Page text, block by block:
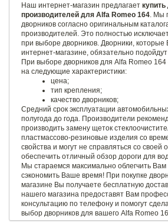
Наш интернет-магазин предлагает
производителей для Alfa Romeo 164. Мы
дворников согласно оригинальным
производителей. Это полностью
при выборе дворников. Дворники,
интернет-магазине, обязательно
При выборе дворников для Alfa Romeo
на следующие характеристики:
цена;
тип крепления;
качество дворников;
Средний срок эксплуатации
полугода до года. Производители
производить замену щеток
пластмассово-резиновые изделия со
свойства и могут не справляться со своей
обеспечить отличный обзор дороги для
Мы стараемся максимально облегчить Вам
сэкономить Ваше время! При покупке
магазине Вы получаете бесплатную
нашего магазина предоставят Вам
консультацию по телефону и помогут
выбор дворников для вашего Alfa Romeo